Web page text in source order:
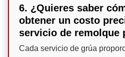
6. ¿Quieres saber
obtener un costo
servicio de remolque
Cada servicio de grúa